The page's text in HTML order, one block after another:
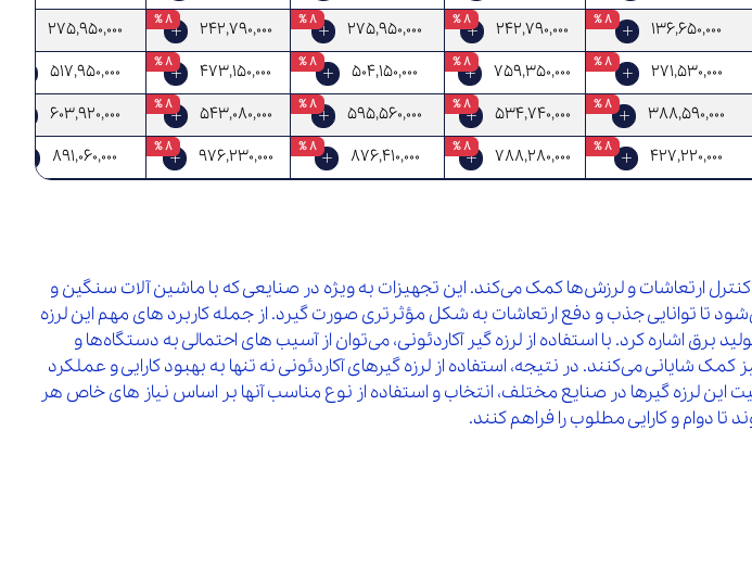
8 % 136,650,000
8 % 242,790,000
8 % 275,950,000
8 % 242,790,000
275,950,000
8 % 271,530,000
8 % 759,350,000
8 % 504,150,000
8 % 473,150,000
517,950,000
8 % 388,590,000
8 % 534,740,000
8 % 595,560,000
8 % 543,080,000
603,920,000
8 % 427,220,000
8 % 788,280,000
8 % 876,410,000
8 % 976,230,000
891,060,000
ارتعاشات و لرزش‌ها کمک می‌کند. این تجهیزات به ویژه در صنایعی که با ماشین‌ آلات سنگین و
تا توانایی جذب و دفع ارتعاشات به شکل مؤثرتری صورت گیرد. از جمله کاربرد های مهم این لرزه‌
اشاره کرد. با استفاده از لرزه‌ گیر آکاردئونی، می‌توان از آسیب‌ های احتمالی به دستگاه‌ها و
می‌کنند. در نتیجه، استفاده از لرزه‌ گیرهای آکاردئونی نه تنها به بهبود کارایی و عملکرد
لرزه‌ گیرها در صنایع مختلف، انتخاب و استفاده از نوع مناسب آنها بر اساس نیاز های خاص هر
دوام و کارایی مطلوب را فراهم کنند.